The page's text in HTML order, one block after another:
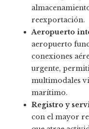
reexportación.
Aeropuerto
aeropuerto
conexiones
urgente,
multimodales
marítimo.
Registro y
con el mayor